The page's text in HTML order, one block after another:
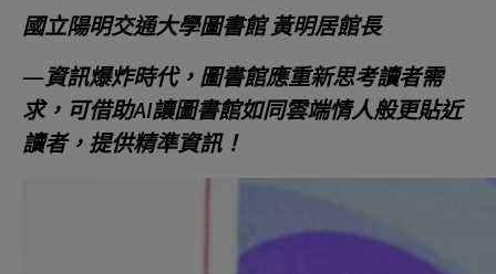
國立陽明交通大學圖書館 黃明居館長
—資訊爆炸時代，圖書館應重新思考讀者需
求，可借助AI讓圖書館如同雲端情人般更貼近
讀者，提供精準資訊！